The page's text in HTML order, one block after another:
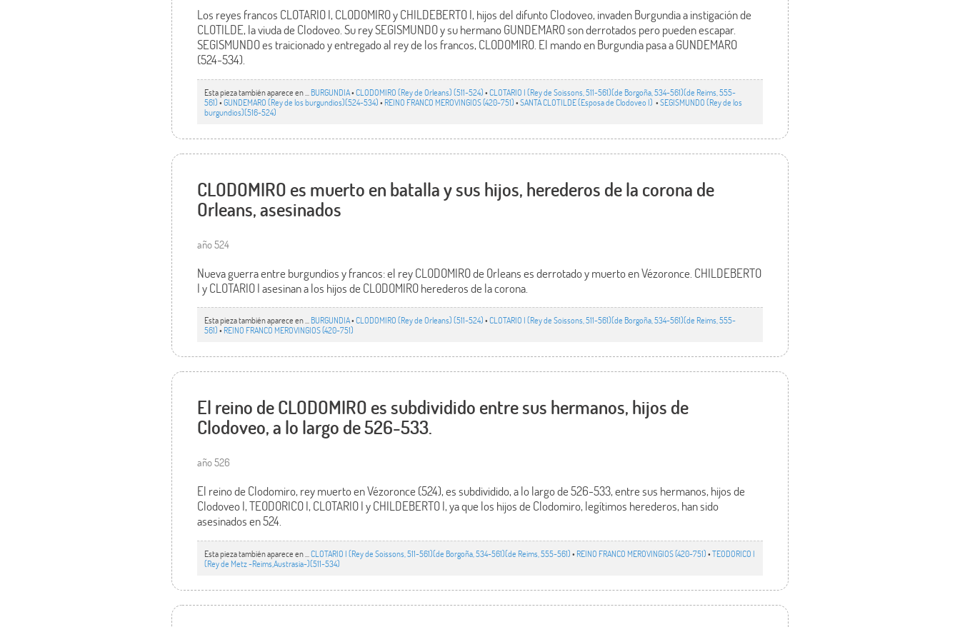
Los reyes francos CLOTARIO I, CLODOMIRO y CHILDEBERTO I, hijos del difunto Clodoveo, invaden Burgundia a instigación de
CLOTILDE, la viuda de Clodoveo. Su rey SEGISMUNDO y su hermano GUNDEMARO son derrotados pero pueden escapar.
SEGISMUNDO es traicionado y entregado al rey de los francos, CLODOMIRO. El mando en Burgundia pasa a GUNDEMARO
(524-534).
Esta pieza también aparece en ... BURGUNDIA•CLODOMIRO (Rey de Orleans) (511-524)•CLOTARIO I (Rey de Soissons, 511-561)(de Borgoña, 534-561)(de Reims, 555-
561)•GUNDEMARO (Rey de los burgundios)(524-534)• REINO FRANCO MEROVINGIOS (420-751)•SANTA CLOTILDE (Esposa de Clodoveo I) •SEGISMUNDO (Rey de los
burgundios)(516-524)
CLODOMIRO es muerto en batalla y sus hijos, herederos de la corona de
Orleans, asesinados
año 524
Nueva guerra entre burgundios y francos: el rey CLODOMIRO de Orleans es derrotado y muerto en Vézoronce. CHILDEBERTO
I y CLOTARIO I asesinan a los hijos de CLODOMIRO herederos de la corona.
Esta pieza también aparece en ...BURGUNDIA•CLODOMIRO (Rey de Orleans) (511-524)•CLOTARIO I (Rey de Soissons, 511-561)(de Borgoña, 534-561)(de Reims, 555-
561)• REINO FRANCO MEROVINGIOS (420-751)
El reino de CLODOMIRO es subdividido entre sus hermanos, hijos de
Clodoveo, a lo largo de 526-533.
año 526
El reino de Clodomiro, rey muerto en Vézoronce (524), es subdividido, a lo largo de 526-533, entre sus hermanos, hijos de
Clodoveo I, TEODORICO I, CLOTARIO I y CHILDEBERTO I, ya que los hijos de Clodomiro, legítimos herederos, han sido
asesinados en 524.
Esta pieza también aparece en ...CLOTARIO I (Rey de Soissons, 511-561)(de Borgoña, 534-561)(de Reims, 555-561)• REINO FRANCO MEROVINGIOS (420-751)•TEODORICO I
(Rey de Metz -Reims,Austrasia-)(511-534)